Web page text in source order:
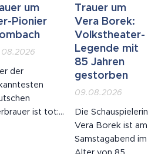
um
Pionier
der
ist tot:
Trauer um
Vera Borek:
Volkstheater-
Legende mit
85 Jahren
gestorben
09.08.2026
Die Schauspielerin
Vera Borek ist am
Samstagabend im